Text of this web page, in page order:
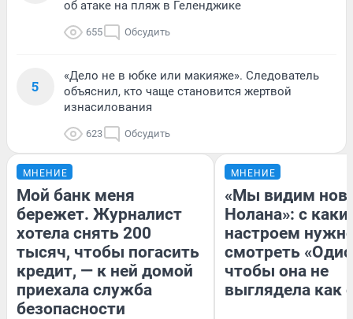
об атаке на пляж в Геленджике
655 Обсудить
5
«Дело не в юбке или макияже». Следователь
объяснил, кто чаще становится жертвой
изнасилования
623 Обсудить
МНЕНИЕ
Мой банк меня
бережет. Журналист
хотела снять 200
тысяч, чтобы погасить
кредит, — к ней домой
приехала служба
безопасности
МНЕНИЕ
«Мы видим
Нолана»: с
настроем
смотреть
чтобы она не
выглядела как